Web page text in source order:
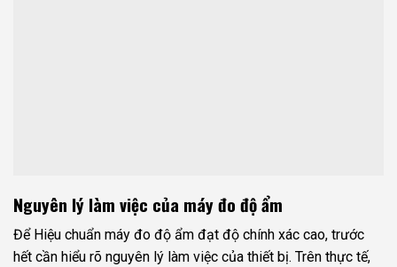
Nguyên lý làm việc của máy đo độ ẩm
Để Hiệu chuẩn máy đo độ ẩm đạt độ chính xác cao, trước
hết cần hiểu rõ nguyên lý làm việc của thiết bị. Trên thực tế,